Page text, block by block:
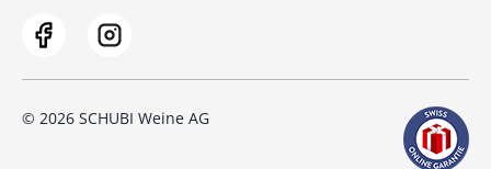
© 2026 SCHUBI Weine AG